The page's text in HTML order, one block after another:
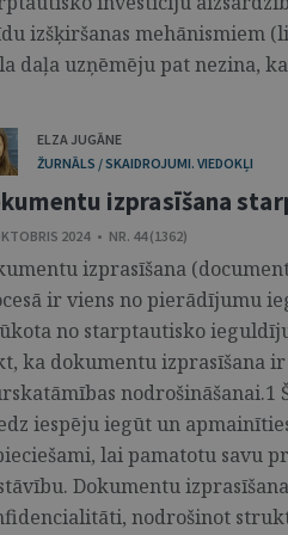
izšķiršanas mehānismiem
daļa uzņēmēju pat nezina,
ELZA JUGĀNE
ŽURNĀLS / SKAIDROJUMI. VIEDOKĻI
izprasīšana
2024 • NR. 44 (1362)
izprasīšana
ir viens no pierādījumu
no starptautisko
ka dokumentu izprasīšana
nodrošināšanai.1
iespēju iegūt un
lai pamatotu savu
Dokumentu
nodrošinot